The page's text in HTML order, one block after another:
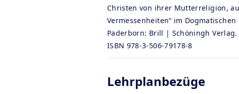
Christen von ihrer Mutterreligion,
Vermessenheiten“ im
Paderborn: Brill | Schöningh Verlag.
ISBN 978-3-506-79178-8
Lehrplanbezüge